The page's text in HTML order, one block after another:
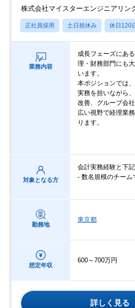
株式会社マイスターエンジニアリン
正社員採用 土日祝休み 休日120
業務内容
成長フェーズにあ
理・財務部門にも
います。
本ポジションでは
実務を担いながら
改善、グループ会
広い視野で経理業
ります。
対象となる方
会計実務経験と下
- 数名規模のチーム
勤務地
東京都
想定年収
600～700万円
詳しく見る